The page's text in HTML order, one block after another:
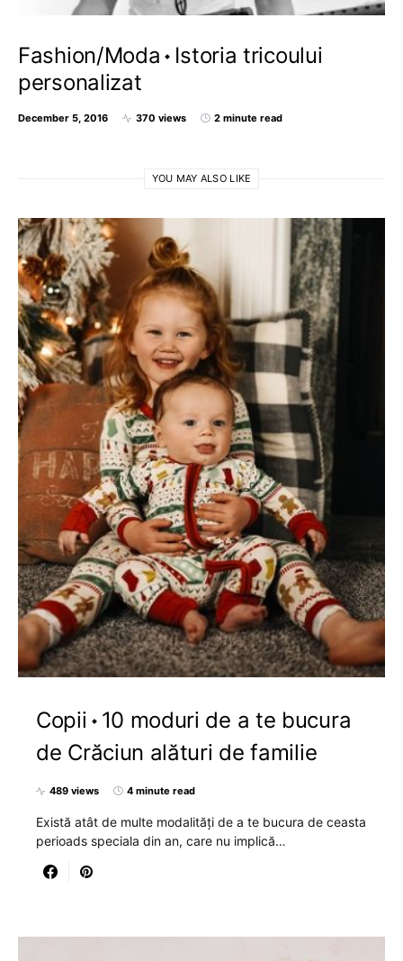
Fashion/Moda
Istoria tricoului
personalizat
December 5, 2016 370 views 2 minute read
YOU MAY ALSO LIKE
Copii
10 moduri de a te bucura
de Crăciun alături de familie
489 views 4 minute read
Există atât de multe modalități de a te bucura de ceasta
perioads speciala din an, care nu implică…